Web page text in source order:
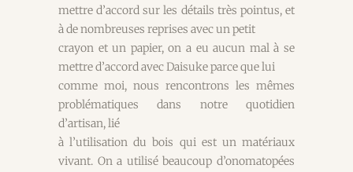
mettre d’accord sur les détails très pointus, et
à de nombreuses reprises avec un petit
crayon et un papier, on a eu aucun mal à se
mettre d’accord avec Daisuke parce que lui
comme moi, nous rencontrons les mêmes
problématiques dans notre quotidien
d’artisan, lié
à l’utilisation du bois qui est un matériaux
vivant. On a utilisé beaucoup d’onomatopées